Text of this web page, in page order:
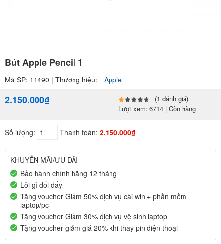
Bút Apple Pencil 1
Mã SP: 11490 | Thương hiệu: Apple
2.150.000₫
(1 đánh giá)
Lượt xem: 6714 | Còn hàng
Số lượng: Thanh toán: 2.150.000₫
KHUYẾN MÃI/ƯU ĐÃI
Bảo hành chính hãng 12 tháng
Lỗi gì đổi đấy
Tặng voucher Giảm 50% dịch vụ cài win + phần mềm
laptop/pc
Tặng voucher Giảm 30% dịch vụ vệ sinh laptop
Tặng voucher giảm giá 20% khi thay pin điện thoại